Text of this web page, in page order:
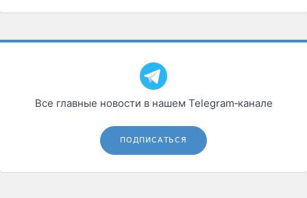
Все главные новости в нашем Telegram‑канале
ПОДПИСАТЬСЯ